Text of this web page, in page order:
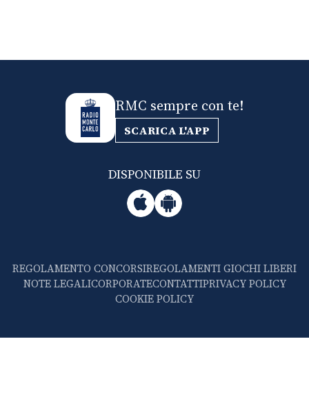
RMC sempre con te!
SCARICA L'APP
DISPONIBILE SU
REGOLAMENTO CONCORSIREGOLAMENTI GIOCHI LIBERI
NOTE LEGALICORPORATECONTATTIPRIVACY POLICY
COOKIE POLICY